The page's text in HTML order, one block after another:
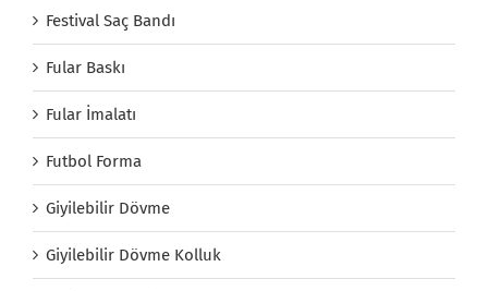
Festival Saç Bandı
Fular Baskı
Fular İmalatı
Futbol Forma
Giyilebilir Dövme
Giyilebilir Dövme Kolluk